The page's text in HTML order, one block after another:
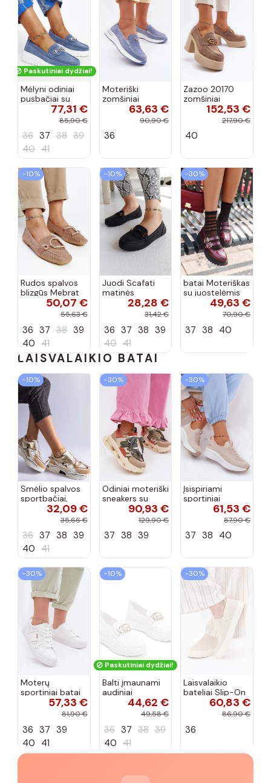
Paskutiniai dydžiai!
Mėlyni odiniai
pusbačiai su
dekoratyvine
sagtimi Taija
77,31 €
85,90 €
36 37 38 39
40 41
Moteriški
zomšiniai
mokasinai
Demela mėlynos
63,63 €
90,90 €
36
Zazoo 20170
zomšiniai
bateliai su
kulniukais smėlio
152,53 €
217,90 €
40
−10%
Rudos spalvos
blizgūs Mebrat
bateliai50,07 €
55,63 €
36 37 38 39
40 41
−10%
Juodi Scafati
matinės
apdailos bateliai
28,28 €
31,42 €
36 37 38 39
40 41
−30%
batai Moteriškas
su juostelėmis
su lako efektu
bordo spalvos
49,63 €
70,90 €
37 38 40
LAISVALAIKIO BATAI
−10%
Smėlio spalvos
sportbačiai,
dekoruoti Valdez
cirkonio virvele
32,09 €
35,66 €
36 37 38 39
40 41
−30%
Odiniai moteriški
sneakers su
platforma D&A
CR61-3133
90,93 €
129,90 €
37 38 39
−30%
Įsispiriami
sportiniai
bateliai Kobbo
102425 smėlio
61,53 €
87,90 €
37 38 40
−30%
Moterų
sportiniai batai
su ažūro
elementais Big
baltos spalvos
57,33 €
81,90 €
36 37 39
40 41
−10%
Paskutiniai dydžiai!
Balti įmaunami
audiniai
sportbačiai su
44,62 €
49,58 €
36 37 38 39
40 41
−30%
Laisvalaikio
bateliai Slip-On
Big Star
RR274721 smėlio
60,83 €
86,90 €
36